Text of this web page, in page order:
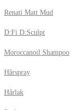
Renati Matt Mud
D:Fi D:Sculpt
Moroccanoil Shampoo
Hårspray
Hårlak